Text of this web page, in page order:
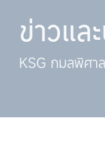
ข่าวแล
KSG กมลพิศา